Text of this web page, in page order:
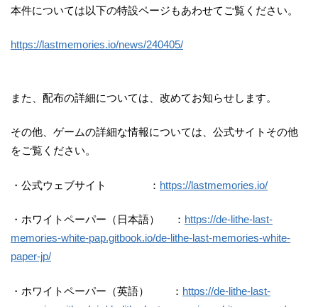
本件については以下の特設ページもあわせてご覧ください。
https://lastmemories.io/news/240405/
また、配布の詳細については、改めてお知らせします。
その他、ゲームの詳細な情報については、公式サイトその他
をご覧ください。
・公式ウェブサイト ： https://lastmemories.io/
・ホワイトペーパー（日本語） ： https://de-lithe-last-
memories-white-pap.gitbook.io/de-lithe-last-memories-white-
paper-jp/
・ホワイトペーパー（英語） ： https://de-lithe-last-